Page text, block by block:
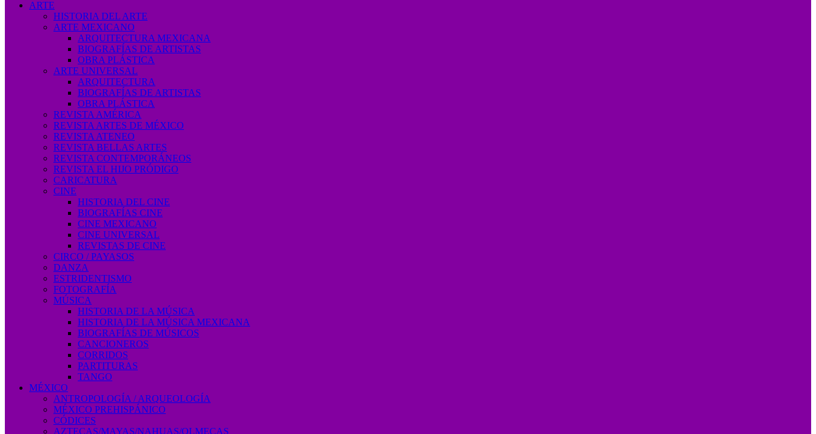
ARTE
HISTORIA DEL ARTE
ARTE MEXICANO
ARQUITECTURA MEXICANA
BIOGRAFÍAS DE ARTISTAS
OBRA PLÁSTICA
ARTE UNIVERSAL
ARQUITECTURA
BIOGRAFÍAS DE ARTISTAS
OBRA PLÁSTICA
REVISTA AMÉRICA
REVISTA ARTES DE MÉXICO
REVISTA ATENEO
REVISTA BELLAS ARTES
REVISTA CONTEMPORÁNEOS
REVISTA EL HIJO PRÓDIGO
CARICATURA
CINE
HISTORIA DEL CINE
BIOGRAFÍAS CINE
CINE MEXICANO
CINE UNIVERSAL
REVISTAS DE CINE
CIRCO / PAYASOS
DANZA
ESTRIDENTISMO
FOTOGRAFÍA
MÚSICA
HISTORIA DE LA MÚSICA
HISTORIA DE LA MÚSICA MEXICANA
BIOGRAFÍAS DE MÚSICOS
CANCIONEROS
CORRIDOS
PARTITURAS
TANGO
MÉXICO
ANTROPOLOGÍA / ARQUEOLOGÍA
MÉXICO PREHISPÁNICO
CÓDICES
AZTECAS/MAYAS/NAHUAS/OLMECAS